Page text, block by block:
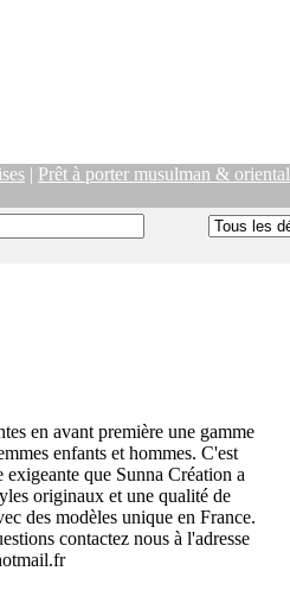
| Prêt à porter musulman & oriental
en avant première une gamme
enfants et hommes. C'est
que Sunna Création a
originaux et une qualité de
des modèles unique en France.
contactez nous à l'adresse